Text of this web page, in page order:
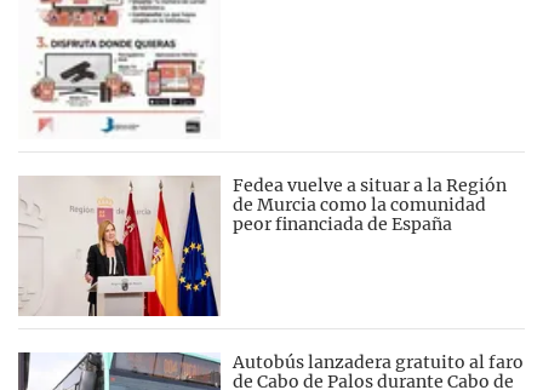
Fedea vuelve a situar a la Región
de Murcia como la comunidad
peor financiada de España
Autobús lanzadera gratuito al faro
de Cabo de Palos durante Cabo de